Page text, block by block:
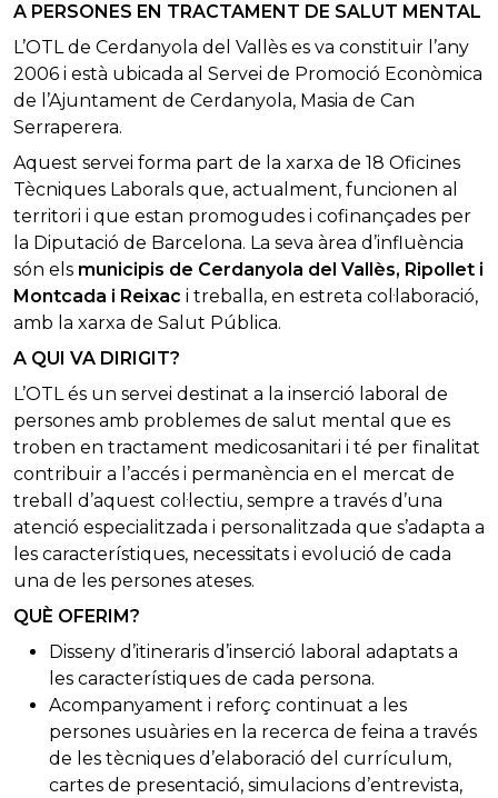
A PERSONES EN TRACTAMENT DE SALUT MENTAL
L’OTL de Cerdanyola del Vallès es va constituir l’any
2006 i està ubicada al Servei de Promoció Econòmica
de l’Ajuntament de Cerdanyola, Masia de Can
Serraperera.
Aquest servei forma part de la xarxa de 18 Oficines
Tècniques Laborals que, actualment, funcionen al
territori i que estan promogudes i cofinançades per
la Diputació de Barcelona. La seva àrea d’influència
són els municipis de Cerdanyola del Vallès, Ripollet i
Montcada i Reixac i treballa, en estreta col·laboració,
amb la xarxa de Salut Pública.
A QUI VA DIRIGIT?
L’OTL és un servei destinat a la inserció laboral de
persones amb problemes de salut mental que es
troben en tractament medicosanitari i té per finalitat
contribuir a l’accés i permanència en el mercat de
treball d’aquest col·lectiu, sempre a través d’una
atenció especialitzada i personalitzada que s’adapta a
les característiques, necessitats i evolució de cada
una de les persones ateses.
QUÈ OFERIM?
Disseny d’itineraris d’inserció laboral adaptats a
les característiques de cada persona.
Acompanyament i reforç continuat a les
persones usuàries en la recerca de feina a través
de les tècniques d’elaboració del currículum,
cartes de presentació, simulacions d’entrevista,